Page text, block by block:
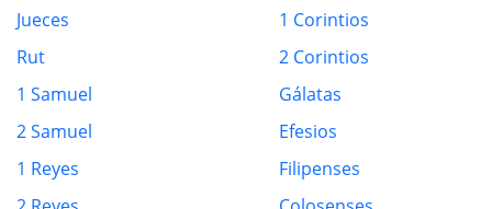
Jueces
Rut
1 Samuel
2 Samuel
1 Reyes
1 Corintios
2 Corintios
Gálatas
Efesios
Filipenses